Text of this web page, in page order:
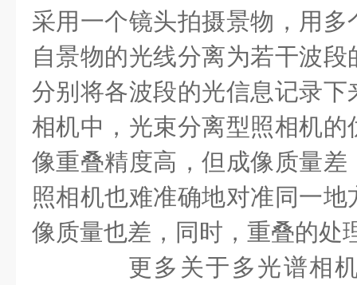
采用一个镜头拍摄景物，用
自景物的光线分离为若干波
分别将各波段的光信息记录
相机中，光束分离型照相机
像重叠精度高，但成像质量
照相机也难准确地对准同一
像质量也差，同时，重叠的处
更多关于多光谱相机